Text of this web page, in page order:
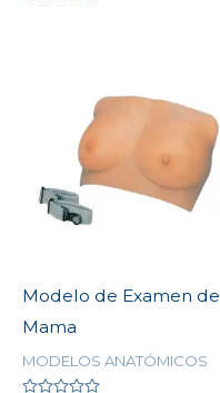
Modelo de Examen de
Mama
MODELOS ANATÓMICOS